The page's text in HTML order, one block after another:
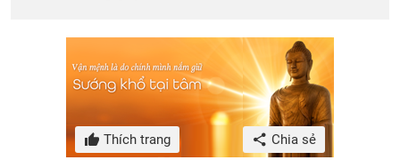
Thích trang Chia sẻ